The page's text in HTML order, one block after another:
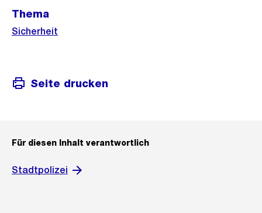
Thema
Sicherheit
Seite drucken
Für diesen Inhalt verantwortlich
Stadtpolizei